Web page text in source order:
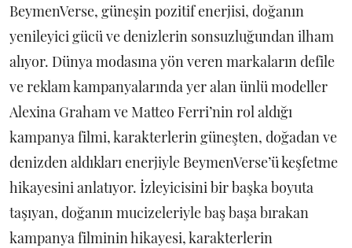
BeymenVerse, güneşin pozitif enerjisi, doğanın
yenileyici gücü ve denizlerin sonsuzluğundan ilham
alıyor. Dünya modasına yön veren markaların defile
ve reklam kampanyalarında yer alan ünlü modeller
Alexina Graham ve Matteo Ferri’nin rol aldığı
kampanya filmi, karakterlerin güneşten, doğadan ve
denizden aldıkları enerjiyle BeymenVerse’ü keşfetme
hikayesini anlatıyor. İzleyicisini bir başka boyuta
taşıyan, doğanın mucizeleriyle baş başa bırakan
kampanya filminin hikayesi, karakterlerin